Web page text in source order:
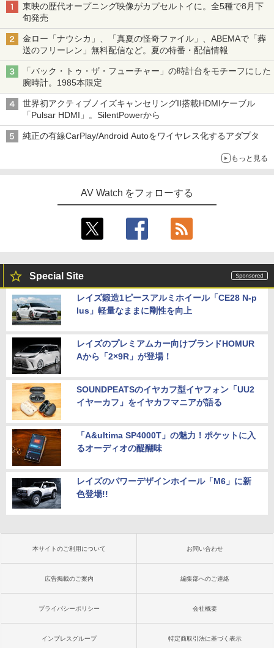
東映の歴代オープニング映像がカプセルトイに。全5種で8月下
旬発売
金ロー「ナウシカ」、「真夏の怪奇ファイル」、ABEMAで「葬
送のフリーレン」無料配信など。夏の特番・配信情報
「バック・トゥ・ザ・フューチャー」の時計台をモチーフにした
腕時計。1985本限定
世界初アクティブノイズキャンセリングII搭載HDMIケーブル
「Pulsar HDMI」。SilentPowerから
純正の有線CarPlay/Android Autoをワイヤレス化するアダプタ
もっと見る
AV Watch をフォローする
Special Site
レイズ鍛造1ピースアルミホイール「CE28 N-p
lus」軽量なままに剛性を向上
レイズのプレミアムカー向けブランドHOMUR
Aから「2×9R」が登場！
SOUNDPEATSのイヤカフ型イヤフォン「UU2
イヤーカフ」をイヤカフマニアが語る
「A&ultima SP4000T」の魅力！ポケットに入
るオーディオの醍醐味
レイズのパワーデザインホイール「M6」に新
色登場!!
本サイトのご利用について お問い合わせ
広告掲載のご案内 編集部へのご連絡
プライバシーポリシー 会社概要
インプレスグループ 特定商取引法に基づく表示